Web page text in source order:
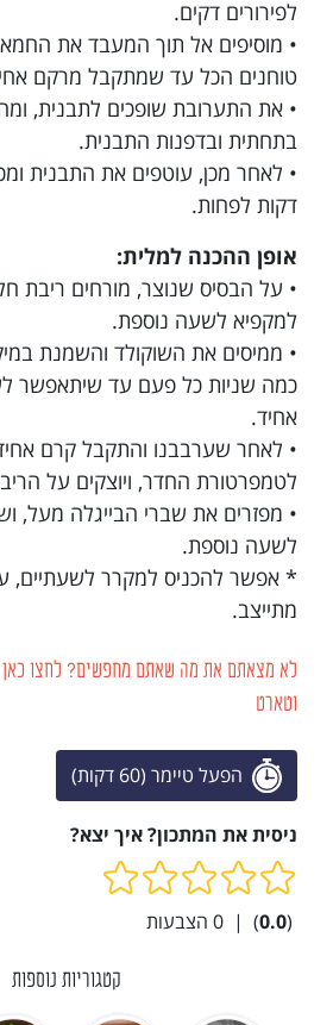
לפירורים דקים.
• מוסיפים אל תוך המעבד את
טוחנים הכל עד שמתקבל מרקם
• את התערובת שופכים לתבנית,
בתחתית ובדפנות התבנית.
דקות לפחות.
אופן ההכנה למלית:
• על הבסיס שנוצר, מורחים ריבת
למקפיא לשעה נוספת.
• ממיסים את השוקולד והשמנת
כמה שניות כל פעם עד שיתאפשר
אחיד.
• לאחר שערבבנו והתקבל קרם
לטמפרטורת החדר, ויוצקים על
• מפזרים את שברי הבייגלה מעל,
לשעה נוספת.
* אפשר להכניס למקרר לשעתיים,
מתייצב.
לא מצאתם את מה שאתם מחפשים? לחצו כאן
וטארט
הפעל טיימר (60 דקות)
ניסית את המתכון? איך יצא?
(
0.0
)
|
0 הצבעות
קטגוריות נוספות